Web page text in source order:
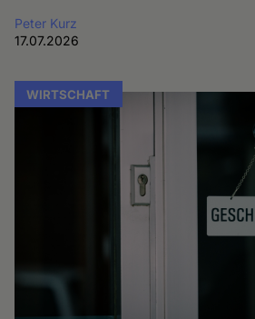
Peter Kurz
17.07.2026
WIRTSCHAFT